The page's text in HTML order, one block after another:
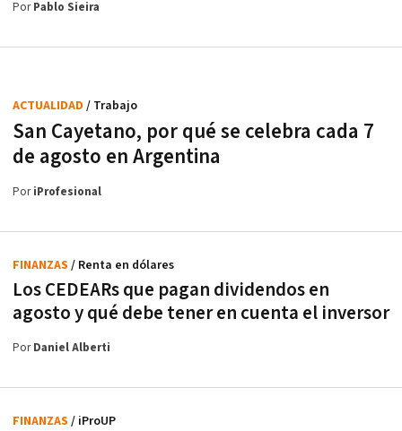
PorPablo Sieira
San Cayetano, por qué se celebra cada 7
de agosto en Argentina
ACTUALIDAD / Trabajo
PoriProfesional
Los CEDEARs que pagan dividendos en
agosto y qué debe tener en cuenta el inversor
FINANZAS / Renta en dólares
PorDaniel Alberti
FINANZAS / iProUP